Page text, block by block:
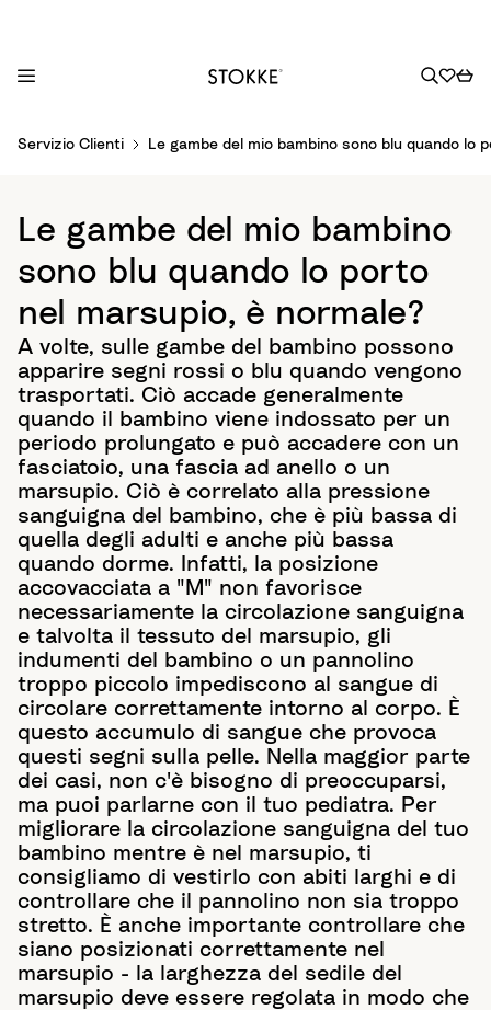
Servizio Clienti Le gambe del mio bambino sono blu quando lo
Le gambe del mio bambino
sono blu quando lo porto
nel marsupio, è normale?
A volte, sulle gambe del bambino possono
apparire segni rossi o blu quando vengono
trasportati. Ciò accade generalmente
quando il bambino viene indossato per un
periodo prolungato e può accadere con un
fasciatoio, una fascia ad anello o un
marsupio. Ciò è correlato alla pressione
sanguigna del bambino, che è più bassa di
quella degli adulti e anche più bassa
quando dorme. Infatti, la posizione
accovacciata a "M" non favorisce
necessariamente la circolazione sanguigna
e talvolta il tessuto del marsupio, gli
indumenti del bambino o un pannolino
troppo piccolo impediscono al sangue di
circolare correttamente intorno al corpo. È
questo accumulo di sangue che provoca
questi segni sulla pelle. Nella maggior parte
dei casi, non c'è bisogno di preoccuparsi,
ma puoi parlarne con il tuo pediatra. Per
migliorare la circolazione sanguigna del tuo
bambino mentre è nel marsupio, ti
consigliamo di vestirlo con abiti larghi e di
controllare che il pannolino non sia troppo
stretto. È anche importante controllare che
siano posizionati correttamente nel
marsupio - la larghezza del sedile del
marsupio deve essere regolata in modo che